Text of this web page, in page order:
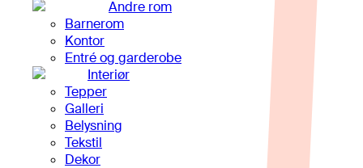
Andre rom
Barnerom
Kontor
Entré og garderobe
Interiør
Tepper
Galleri
Belysning
Tekstil
Dekor